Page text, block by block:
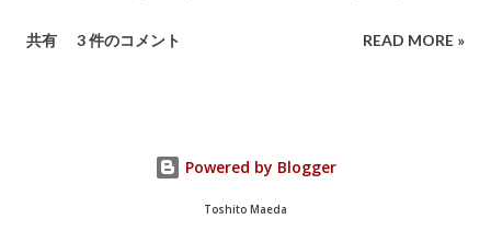
物収集運搬業など）は記載されていません。 家電や不用品の正
しします。 🏅 今年のノーベル物理学賞とは？ 2025年のノーベ
うとても小さな世界のふしぎな動きを見せた」 ことが評価され
ました。 🔬 そもそも「量子（クオンタム）」ってなに？ 普通
共有 3 件のコメント READ MORE »
Powered by Blogger
Toshito Maeda